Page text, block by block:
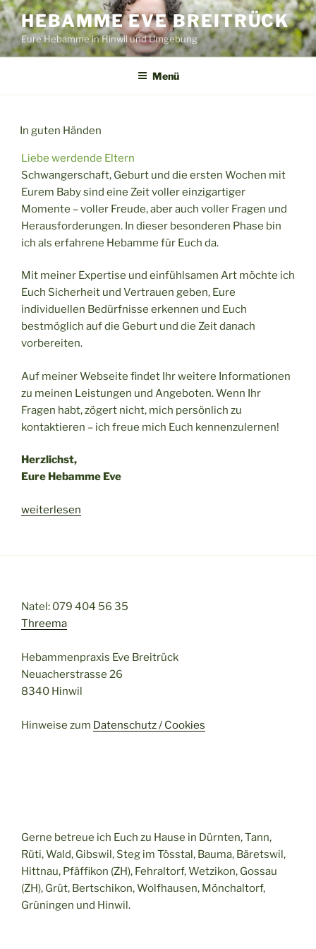
Zum
Inhalt
springen
HEBAMME EVE BREITRÜCK
Eure Hebamme in Hinwil und Umgebung
Menü
In guten Händen
Liebe werdende Eltern
Schwangerschaft, Geburt und die ersten Wochen mit
Eurem Baby sind eine Zeit voller einzigartiger
Momente – voller Freude, aber auch voller Fragen und
Herausforderungen. In dieser besonderen Phase bin
ich als erfahrene Hebamme für Euch da.
Mit meiner Expertise und einfühlsamen Art möchte ich
Euch Sicherheit und Vertrauen geben, Eure
individuellen Bedürfnisse erkennen und Euch
bestmöglich auf die Geburt und die Zeit danach
vorbereiten.
Auf meiner Webseite findet Ihr weitere Informationen
zu meinen Leistungen und Angeboten. Wenn Ihr
Fragen habt, zögert nicht, mich persönlich zu
kontaktieren – ich freue mich Euch kennenzulernen!
Herzlichst,
Eure Hebamme Eve
„In
weiterlesen
Natel: 079 404 56 35
Threema
Hebammenpraxis Eve Breitrück
Neuacherstrasse 26
8340 Hinwil
Hinweise zum Datenschutz / Cookies
Gerne betreue ich Euch zu Hause in Dürnten, Tann,
Rüti, Wald, Gibswil, Steg im Tösstal, Bauma, Bäretswil,
Hittnau, Pfäffikon (ZH), Fehraltorf, Wetzikon, Gossau
(ZH), Grüt, Bertschikon, Wolfhausen, Mönchaltorf,
Grüningen und Hinwil.